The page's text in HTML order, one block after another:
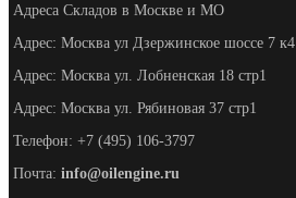
Адреса Складов в Москве и МО
Адрес: Москва ул Дзержинское шоссе 7 к4
Адрес: Москва ул. Лобненская 18 стр1
Адрес: Москва ул. Рябиновая 37 стр1
Телефон: +7 (495) 106-3797
Почта: info@oilengine.ru